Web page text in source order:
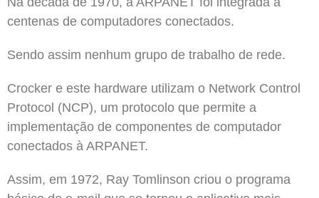
centenas de computadores conectados.
Sendo assim nenhum grupo de trabalho de rede.
Crocker e este hardware utilizam o Network Control
Protocol (NCP), um protocolo que permite a
implementação de componentes de computador
conectados à ARPANET.
Assim, em 1972, Ray Tomlinson criou o programa